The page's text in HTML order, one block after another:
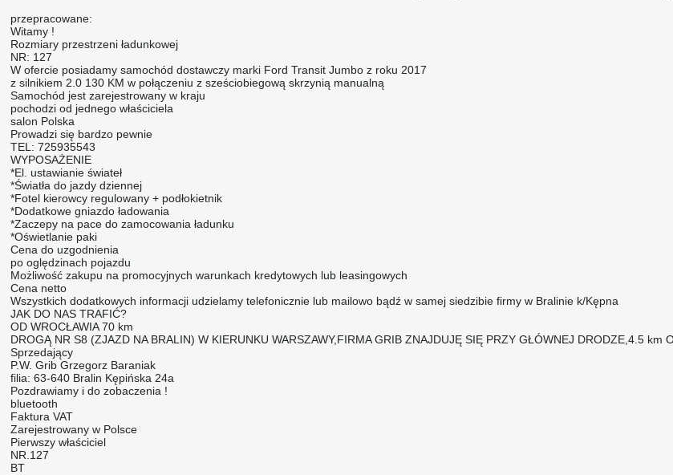
przepracowane:
Witamy !
Rozmiary przestrzeni ładunkowej
NR: 127
W ofercie posiadamy samochód dostawczy marki Ford Transit Jumbo z roku 2017
z silnikiem 2.0 130 KM w połączeniu z sześciobiegową skrzynią manualną
Samochód jest zarejestrowany w kraju
pochodzi od jednego właściciela
salon Polska
Prowadzi się bardzo pewnie
TEL: 725935543
WYPOSAŻENIE
*El. ustawianie świateł
*Światła do jazdy dziennej
*Fotel kierowcy regulowany + podłokietnik
*Dodatkowe gniazdo ładowania
*Zaczepy na pace do zamocowania ładunku
*Oświetlanie paki
Cena do uzgodnienia
po oględzinach pojazdu
Możliwość zakupu na promocyjnych warunkach kredytowych lub leasingowych
Cena netto
Wszystkich dodatkowych informacji udzielamy telefonicznie lub mailowo bądź w samej siedzibie firmy w Bralinie k/Kępna
JAK DO NAS TRAFIĆ?
OD WROCŁAWIA 70 km
DROGĄ NR S8 (ZJAZD NA BRALIN) W KIERUNKU WARSZAWY,FIRMA GRIB ZNAJDUJĘ SIĘ PRZY GŁÓWNEJ DRODZE,4.5 km
Sprzedający
P.W. Grib Grzegorz Baraniak
filia: 63-640 Bralin Kępińska 24a
Pozdrawiamy i do zobaczenia !
bluetooth
Faktura VAT
Zarejestrowany w Polsce
Pierwszy właściciel
NR.127
BT